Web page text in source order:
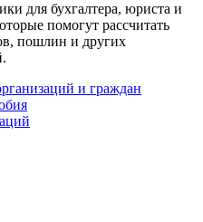
для бухгалтера, юриста и
помогут рассчитать
пошлин и других
и граждан